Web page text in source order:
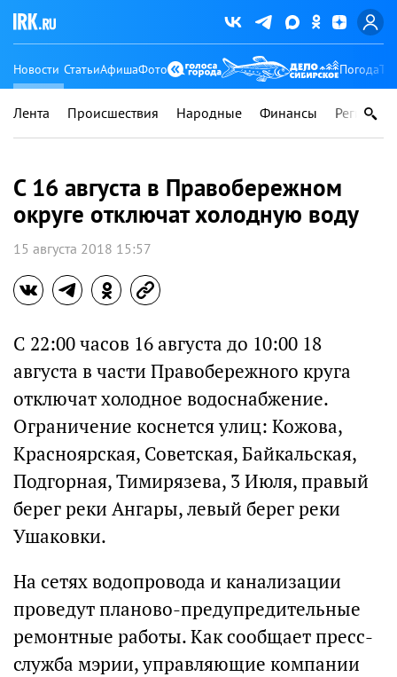
Новости СтатьиАфишаФото Погода
Лента Происшествия Народные Финансы Регионы
C 16 августа в Правобережном
округе отключат холодную воду
15 августа 2018 15:57
С 22:00 часов 16 августа до 10:00 18
августа в части Правобережного круга
отключат холодное водоснабжение.
Ограничение коснется улиц: Кожова,
Красноярская, Советская, Байкальская,
Подгорная, Тимирязева, 3 Июля, правый
берег реки Ангары, левый берег реки
Ушаковки.
На сетях водопровода и канализации
проведут планово-предупредительные
ремонтные работы. Как сообщает пресс-
служба мэрии, управляющие компании